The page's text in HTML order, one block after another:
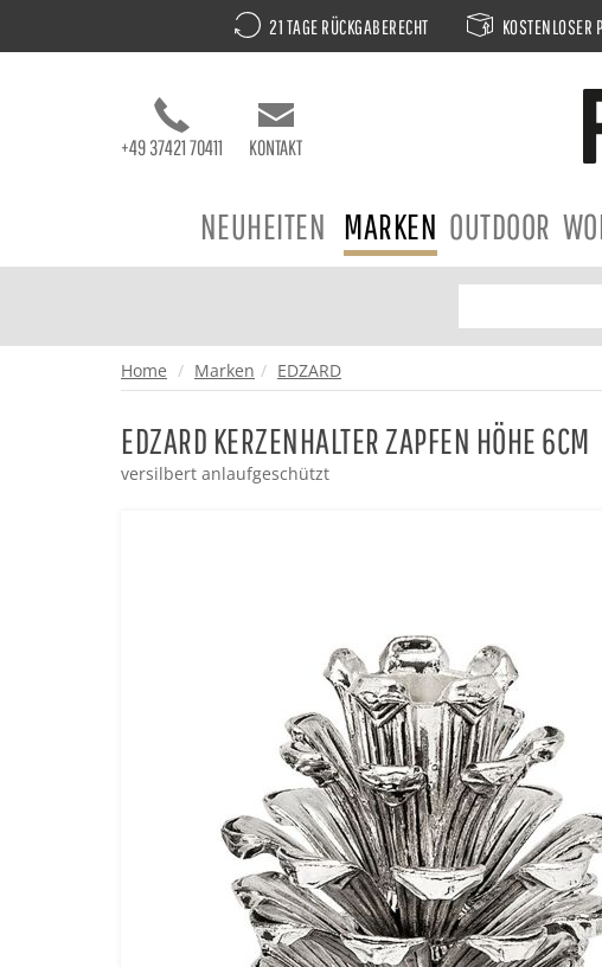
21 TAGE RÜCKGABERECHT
+49 37421 70411 KONTAKT
NEUHEITEN MARKEN OUTDOOR
Home Marken EDZARD
EDZARD KERZENHALTER ZAPFEN HÖHE 6CM
versilbert anlaufgeschützt